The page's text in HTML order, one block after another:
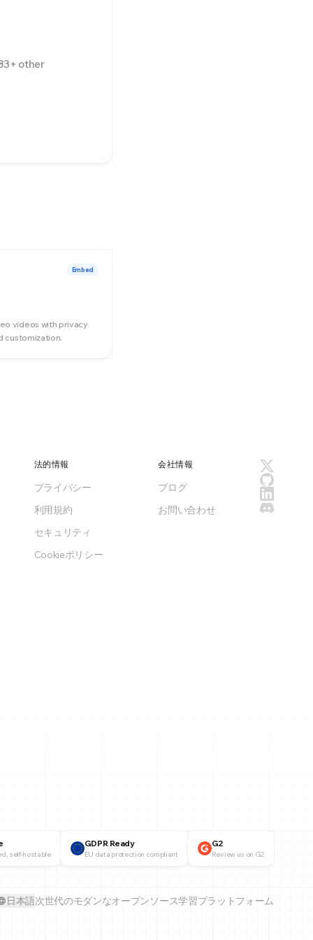
+ other
Embed
videos with privacy
customization.
法的情報
プライバシー
利用規約
セキュリティ
Cookieポリシー
会社情報
ブログ
お問い合わせ
self-hostable
GDPR Ready
EU data protection compliant
G2
Review us on G2
日本語次世代のモダンなオープンソース学習プラットフォーム